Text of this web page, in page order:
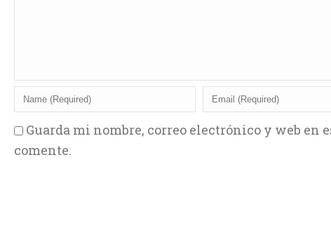
Guarda mi nombre, correo electrónico y web en
comente.